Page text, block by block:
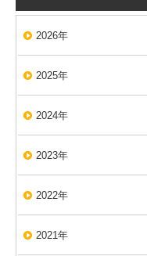
2026年
2025年
2024年
2023年
2022年
2021年